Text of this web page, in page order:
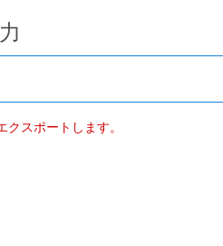
スポートします。